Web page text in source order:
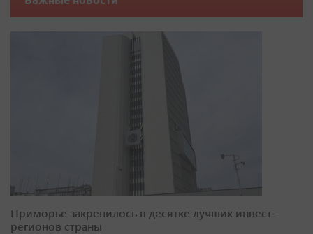
Приморье закрепилось в десятке лучших инвест-
регионов страны